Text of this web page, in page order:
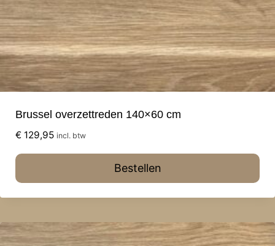
Brussel overzettreden 140×60 cm
€ 129,95 incl. btw
Bestellen